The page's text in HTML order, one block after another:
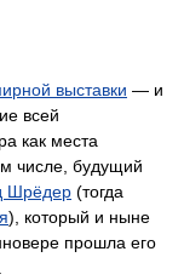
выставки — и
всей
как места
числе, будущий
Шрёдер (тогда
), который и ныне
прошла его